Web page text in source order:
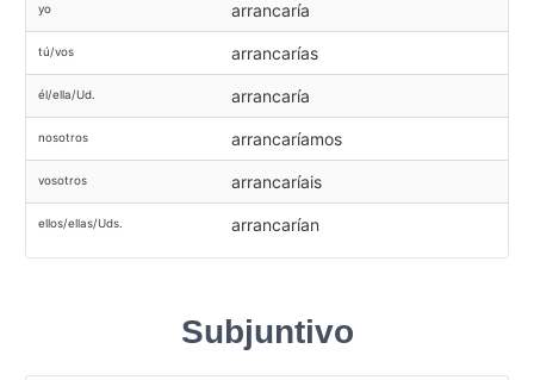
yo arrancaría
tú/vos arrancarías
él/ella/Ud. arrancaría
nosotros arrancaríamos
vosotros arrancaríais
ellos/ellas/Uds. arrancarían
Subjuntivo